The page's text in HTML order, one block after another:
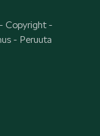
Copyright-
- Peruuta